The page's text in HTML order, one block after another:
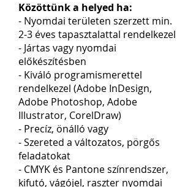
Közöttünk a helyed ha:
- Nyomdai területen szerzett min.
2-3 éves tapasztalattal rendelkezel
- Jártas vagy nyomdai
előkészítésben
- Kiváló programismerettel
rendelkezel (Adobe InDesign,
Adobe Photoshop, Adobe
Illustrator, CorelDraw)
- Precíz, önálló vagy
- Szereted a változatos, pörgős
feladatokat
- CMYK és Pantone színrendszer,
kifutó, vágójel, raszter nyomdai